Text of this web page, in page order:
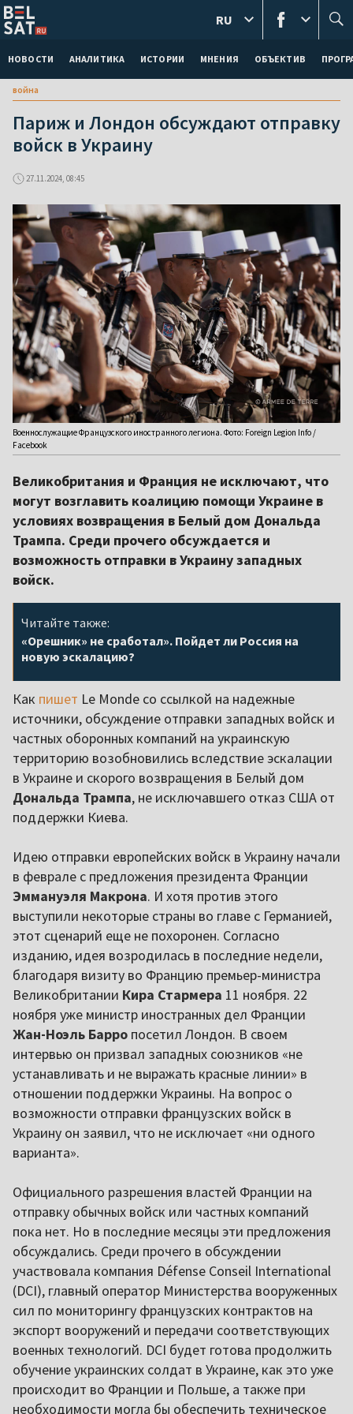
НОВОСТИ АНАЛИТИКА ИСТОРИИ МНЕНИЯ ОБЪЕКТИВ
RU
война
Париж и Лондон обсуждают отправку
войск в Украину
27.11.2024, 08:45
Военнослужащие Французского иностранного легиона. Фото: Foreign Legion Info /
Facebook
Великобритания и Франция не исключают, что
могут возглавить коалицию помощи Украине в
условиях возвращения в Белый дом Дональда
Трампа. Среди прочего обсуждается и
возможность отправки в Украину западных
войск.
Читайте также:
«Орешник» не сработал». Пойдет ли Россия на
новую эскалацию?
Как пишет Le Monde со ссылкой на надежные
источники, обсуждение отправки западных войск и
частных оборонных компаний на украинскую
территорию возобновились вследствие эскалации
в Украине и скорого возвращения в Белый дом
Дональда Трампа, не исключавшего отказ США от
поддержки Киева.
Идею отправки европейских войск в Украину начали
в феврале с предложения президента Франции
Эммануэля Макрона. И хотя против этого
выступили некоторые страны во главе с Германией,
этот сценарий еще не похоронен. Согласно
изданию, идея возродилась в последние недели,
благодаря визиту во Францию премьер-министра
Великобритании Кира Стармера 11 ноября. 22
ноября уже министр иностранных дел Франции
Жан-Ноэль Барро посетил Лондон. В своем
интервью он призвал западных союзников «не
устанавливать и не выражать красные линии» в
отношении поддержки Украины. На вопрос о
возможности отправки французских войск в
Украину он заявил, что не исключает «ни одного
варианта».
Официального разрешения властей Франции на
отправку обычных войск или частных компаний
пока нет. Но в последние месяцы эти предложения
обсуждались. Среди прочего в обсуждении
участвовала компания Défense Conseil International
(DCI), главный оператор Министерства вооруженных
сил по мониторингу французских контрактов на
экспорт вооружений и передачи соответствующих
военных технологий. DCI будет готова продолжить
обучение украинских солдат в Украине, как это уже
происходит во Франции и Польше, а также при
необходимости могла бы обеспечить техническое